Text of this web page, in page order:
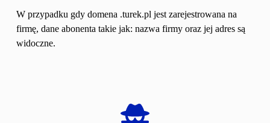
W przypadku gdy domena .turek.pl jest zarejestrowana na
firmę, dane abonenta takie jak: nazwa firmy oraz jej adres są
widoczne.